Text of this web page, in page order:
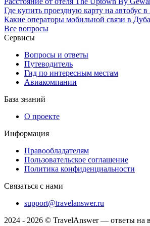
Где купить проездную карту на автобус
Какие операторы мобильной связи в
Все вопросы
Сервисы
Вопросы и ответы
Путеводитель
Гид по интересным местам
Авиакомпании
База знаний
О проекте
Информация
Правообладателям
Пользовательское соглашение
Политика конфиденциальности
Связаться с нами
support@travelanswer.ru
2024 - 2026 © TravelAnswer — ответы на